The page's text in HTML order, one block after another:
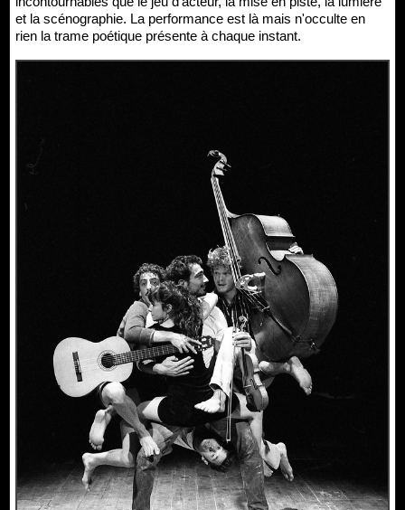
et la scénographie. La performance est là mais n'occulte en
rien la trame poétique présente à chaque instant.